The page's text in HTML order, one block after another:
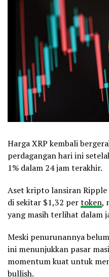
Harga XRP kembali
perdagangan hari ini
1% dalam 24 jam terakhir.
Aset kripto lansiran
di sekitar $1,32 pertoken,
yang masih terlihat dalam
Meski penurunannya
ini menunjukkan pasar
momentum kuat untuk
bullish.